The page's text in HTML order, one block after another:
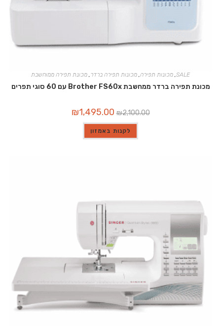
SALE
, מכונות תפירה, מכונות תפירה ברדר, מכונת תפירה ממוחשבת
מכונת תפירה ברדר ממחשבת Brother FS60x עם 60 סוגי תפרים
₪2,100.00
המחיר
המקורי
היה:
₪2,100.00.
₪1,495.00
לקנות באמזון